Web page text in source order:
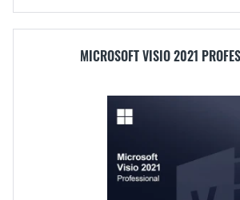
MICROSOFT VISIO 2021